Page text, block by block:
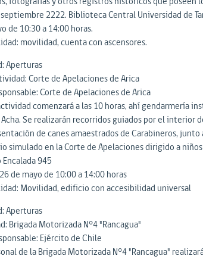
2222. Biblioteca Central Universidad de
de 10:30 a 14:00 horas.
movilidad, cuenta con ascensores.
Aperturas
Corte de Apelaciones de Arica
Corte de Apelaciones de Arica
comenzará a las 10 horas, ahí gendarmería
Se realizarán recorridos guiados por el interior
de canes amaestrados de Carabineros,
simulado en la Corte de Apelaciones dirigido a
945
de mayo de 10:00 a 14:00 horas
Movilidad, edificio con accesibilidad universal
Aperturas
Brigada Motorizada N°4 "Rancagua"
Ejército de Chile
de la Brigada Motorizada N°4 "Rancagua"